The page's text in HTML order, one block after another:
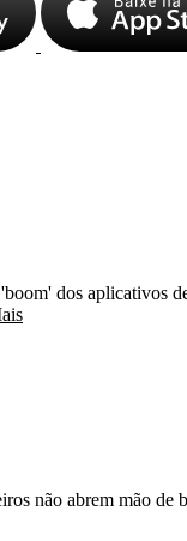
dos aplicativos
não abrem mão de